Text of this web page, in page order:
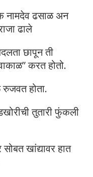
नामदेव ढसाळ अन
ढाले
छापून ती
करत होतो.
होता.
तुतारी फुंकली
खांद्यावर हात